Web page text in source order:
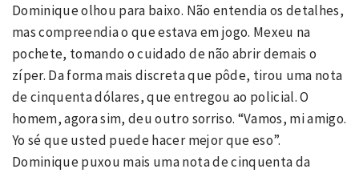
Dominique olhou para baixo. Não entendia os detalhes,
mas compreendia o que estava em jogo. Mexeu na
pochete, tomando o cuidado de não abrir demais o
zíper. Da forma mais discreta que pôde, tirou uma nota
de cinquenta dólares, que entregou ao policial. O
homem, agora sim, deu outro sorriso. “Vamos, mi amigo.
Yo sé que usted puede hacer mejor que eso”.
Dominique puxou mais uma nota de cinquenta da